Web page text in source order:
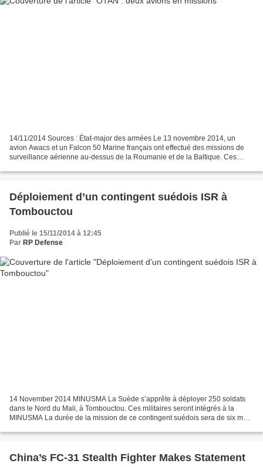
14/11/2014 Sources : État-major des armées Le 13 novembre 2014, un
avion Awacs et un Falcon 50 Marine français ont effectué des missions de
surveillance aérienne au-dessus de la Roumanie et de la Baltique. Ces
Déploiement d’un contingent suédois ISR à
Tombouctou
Publié le 15/11/2014 à 12:45
Par RP Defense
14 November 2014 MINUSMA La Suède s’apprête à déployer 250 soldats
dans le Nord du Mali, à Tombouctou. Ces militaires seront intégrés à la
MINUSMA La durée de la mission de ce contingent suédois sera de six mois
China’s FC-31 Stealth Fighter Makes Statement